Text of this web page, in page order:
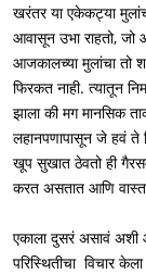
खरंतर या एकेकट्या
आवासून उभा राहतो, जो
आजकालच्या मुलांचा तो
फिरकत नाही. त्यातून
झाला की मग मानसिक
लहानपणापासून जे हवं ते
खूप सुखात ठेवतो ही
करत असतात आणि
एकाला दुसरं असावं अशी
परिस्थितीचा  विचार